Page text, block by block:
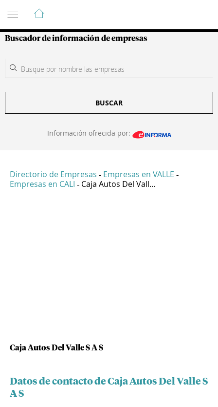
Guía de Empresas Colombianas
Buscador de información de empresas
BUSCAR
Información ofrecida por:
Directorio de Empresas - Empresas en VALLE -
Empresas en CALI - Caja Autos Del Vall...
Caja Autos Del Valle S A S
Datos de contacto de Caja Autos Del Valle S
A S